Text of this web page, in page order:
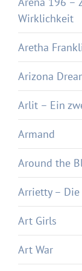
Wirklichkeit
Aretha
Arizona
Arlit – Ein
Armand
Around the
Arrietty –
Art Girls
Art War